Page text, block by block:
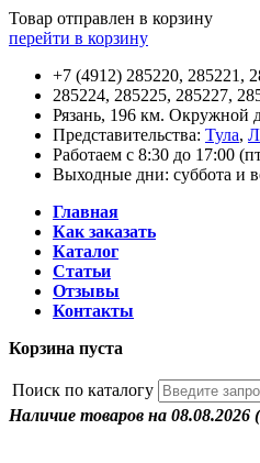
Товар отправлен в корзину
перейти в корзину
+7 (4912) 285220, 285221,
285224, 285225, 285227,
Рязань, 196 км. Окружной
Представительства: Тула,
Работаем с 8:30 до 17:00
Выходные дни: суббота и
Главная
Как заказать
Каталог
Статьи
Отзывы
Контакты
Корзина пуста
Поиск по каталогу
Наличие товаров на 08.08.2026